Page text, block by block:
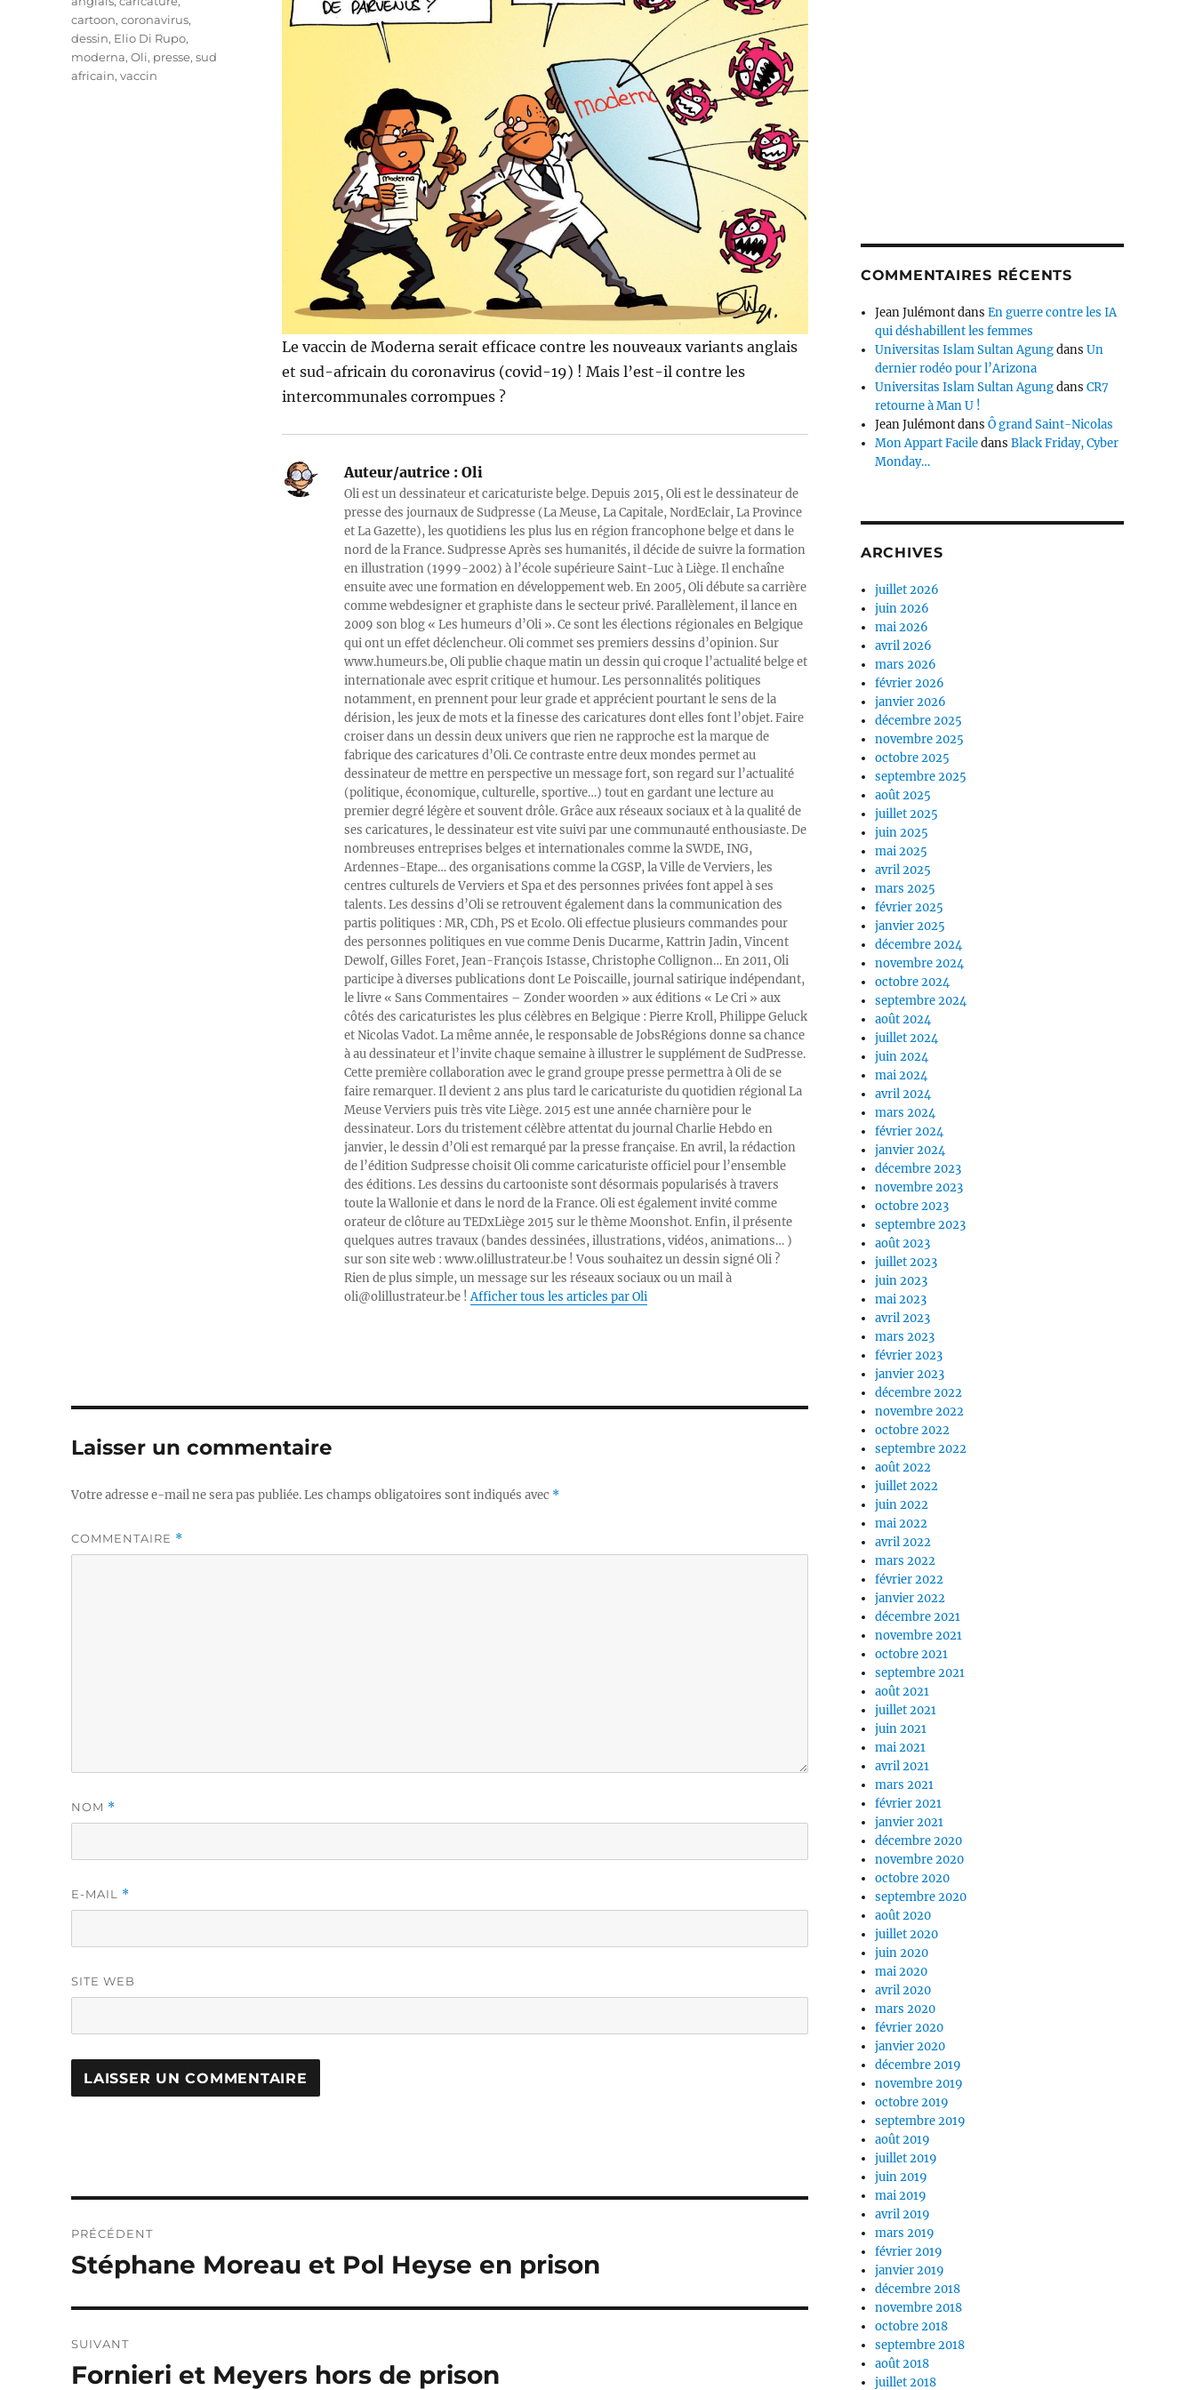
Le vaccin de Moderna serait efficace contre les nouveaux variants anglais
et sud-africain du coronavirus (covid-19) ! Mais l’est-il contre les
intercommunales corrompues ?
Auteur/autrice :Oli
Oli est un dessinateur et caricaturiste belge. Depuis 2015, Oli est le dessinateur de
presse des journaux de Sudpresse (La Meuse, La Capitale, NordEclair, La Province
et La Gazette), les quotidiens les plus lus en région francophone belge et dans le
nord de la France. Sudpresse Après ses humanités, il décide de suivre la formation
en illustration (1999-2002) à l’école supérieure Saint-Luc à Liège. Il enchaîne
ensuite avec une formation en développement web. En 2005, Oli débute sa carrière
comme webdesigner et graphiste dans le secteur privé. Parallèlement, il lance en
2009 son blog « Les humeurs d’Oli ». Ce sont les élections régionales en Belgique
qui ont un effet déclencheur. Oli commet ses premiers dessins d’opinion. Sur
www.humeurs.be, Oli publie chaque matin un dessin qui croque l’actualité belge et
internationale avec esprit critique et humour. Les personnalités politiques
notamment, en prennent pour leur grade et apprécient pourtant le sens de la
dérision, les jeux de mots et la finesse des caricatures dont elles font l’objet. Faire
croiser dans un dessin deux univers que rien ne rapproche est la marque de
fabrique des caricatures d’Oli. Ce contraste entre deux mondes permet au
dessinateur de mettre en perspective un message fort, son regard sur l’actualité
(politique, économique, culturelle, sportive…) tout en gardant une lecture au
premier degré légère et souvent drôle. Grâce aux réseaux sociaux et à la qualité de
ses caricatures, le dessinateur est vite suivi par une communauté enthousiaste. De
nombreuses entreprises belges et internationales comme la SWDE, ING,
Ardennes-Etape… des organisations comme la CGSP, la Ville de Verviers, les
centres culturels de Verviers et Spa et des personnes privées font appel à ses
talents. Les dessins d’Oli se retrouvent également dans la communication des
partis politiques : MR, CDh, PS et Ecolo. Oli effectue plusieurs commandes pour
des personnes politiques en vue comme Denis Ducarme, Kattrin Jadin, Vincent
Dewolf, Gilles Foret, Jean-François Istasse, Christophe Collignon… En 2011, Oli
participe à diverses publications dont Le Poiscaille, journal satirique indépendant,
le livre « Sans Commentaires – Zonder woorden » aux éditions « Le Cri » aux
côtés des caricaturistes les plus célèbres en Belgique : Pierre Kroll, Philippe Geluck
et Nicolas Vadot. La même année, le responsable de JobsRégions donne sa chance
à au dessinateur et l’invite chaque semaine à illustrer le supplément de SudPresse.
Cette première collaboration avec le grand groupe presse permettra à Oli de se
faire remarquer. Il devient 2 ans plus tard le caricaturiste du quotidien régional La
Meuse Verviers puis très vite Liège. 2015 est une année charnière pour le
dessinateur. Lors du tristement célèbre attentat du journal Charlie Hebdo en
janvier, le dessin d’Oli est remarqué par la presse française. En avril, la rédaction
de l’édition Sudpresse choisit Oli comme caricaturiste officiel pour l’ensemble
des éditions. Les dessins du cartooniste sont désormais popularisés à travers
toute la Wallonie et dans le nord de la France. Oli est également invité comme
orateur de clôture au TEDxLiège 2015 sur le thème Moonshot. Enfin, il présente
quelques autres travaux (bandes dessinées, illustrations, vidéos, animations… )
sur son site web : www.olillustrateur.be ! Vous souhaitez un dessin signé Oli ?
Rien de plus simple, un message sur les réseaux sociaux ou un mail à
oli@olillustrateur.be !Afficher tous les articles par Oli
cartoon,coronavirus,
dessin, Elio Di Rupo,
moderna,Oli, presse,sud
africain,vaccin
Laisser un commentaire
Votre adresse e-mail ne sera pas publiée.Les champs obligatoires sont indiqués avec *
COMMENTAIRE *
NOM *
E-MAIL *
SITE WEB
de
PRÉCÉDENT
Publication
Stéphane Moreau et Pol Heyse en prison
SUIVANT
Publication
Fornieri et Meyers hors de prison
COMMENTAIRES RÉCENTS
Jean JulémontdansEn guerre contre les IA
qui déshabillent les femmes
Universitas Islam Sultan AgungdansUn
dernier rodéo pour l’Arizona
Universitas Islam Sultan AgungdansCR7
retourne à Man U !
Jean JulémontdansÔ grand Saint-Nicolas
Mon Appart FaciledansBlack Friday, Cyber
Monday…
ARCHIVES
juillet 2026
juin 2026
mai 2026
avril 2026
mars 2026
février 2026
janvier 2026
décembre 2025
novembre 2025
octobre 2025
septembre 2025
août 2025
juillet 2025
juin 2025
mai 2025
avril 2025
mars 2025
février 2025
janvier 2025
décembre 2024
novembre 2024
octobre 2024
septembre 2024
août 2024
juillet 2024
juin 2024
mai 2024
avril 2024
mars 2024
février 2024
janvier 2024
décembre 2023
novembre 2023
octobre 2023
septembre 2023
août 2023
juillet 2023
juin 2023
mai 2023
avril 2023
mars 2023
février 2023
janvier 2023
décembre 2022
novembre 2022
octobre 2022
septembre 2022
août 2022
juillet 2022
juin 2022
mai 2022
avril 2022
mars 2022
février 2022
janvier 2022
décembre 2021
novembre 2021
octobre 2021
septembre 2021
août 2021
juillet 2021
juin 2021
mai 2021
avril 2021
mars 2021
février 2021
janvier 2021
décembre 2020
novembre 2020
octobre 2020
septembre 2020
août 2020
juillet 2020
juin 2020
mai 2020
avril 2020
mars 2020
février 2020
janvier 2020
décembre 2019
novembre 2019
octobre 2019
septembre 2019
août 2019
juillet 2019
juin 2019
mai 2019
avril 2019
mars 2019
février 2019
janvier 2019
décembre 2018
novembre 2018
octobre 2018
septembre 2018
août 2018
juillet 2018